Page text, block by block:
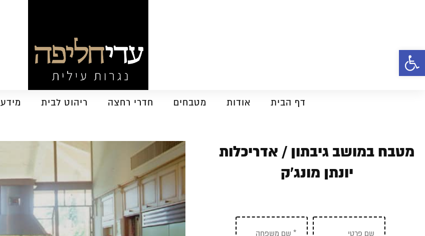
פתח סרגל נגישות
דף הבית אודות מטבחים חדרי רחצה ריהוט לבית
מטבח במושב גיבתון / אדריכלות
יונתן מונג'ק